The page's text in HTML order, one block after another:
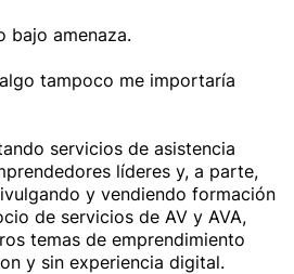
bajo amenaza.
tampoco me importaría
servicios de asistencia
líderes y, a parte,
y vendiendo formación
de servicios de AV y AVA,
temas de emprendimiento
y sin experiencia digital.